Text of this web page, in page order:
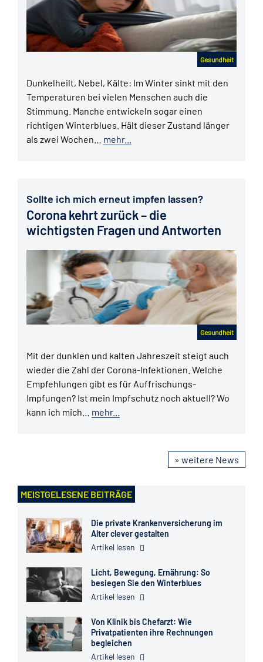
Gesundheit
Dunkelheilt, Nebel, Kälte: Im Winter sinkt mit den
Temperaturen bei vielen Menschen auch die
Stimmung. Manche entwickeln sogar einen
richtigen Winterblues. Hält dieser Zustand länger
als zwei Wochen… mehr...
Sollte ich mich erneut impfen lassen?
Corona kehrt zurück – die
wichtigsten Fragen und Antworten
Gesundheit
Mit der dunklen und kalten Jahreszeit steigt auch
wieder die Zahl der Corona-Infektionen. Welche
Empfehlungen gibt es für Auffrischungs-
Impfungen? Ist mein Impfschutz noch aktuell? Wo
kann ich mich… mehr...
» weitere News
MEISTGELESENE BEITRÄGE
Die private Krankenversicherung im
Alter clever gestalten
Artikel lesen
Licht, Bewegung, Ernährung: So
besiegen Sie den Winterblues
Artikel lesen
Von Klinik bis Chefarzt: Wie
Privatpatienten ihre Rechnungen
begleichen
Artikel lesen